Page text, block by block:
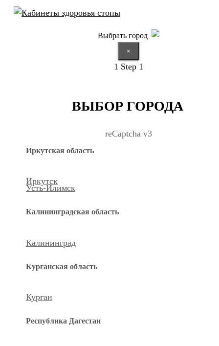
Выбрать город
×
1 Step 1
ВЫБОР ГОРОДА
reCaptcha v3
Иркутская область
Иркутск
Усть-Илимск
Калининградская область
Калининград
Курганская область
Курган
Республика Дагестан